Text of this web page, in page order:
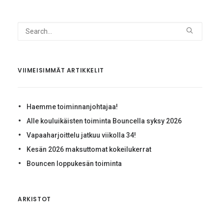
VIIMEISIMMÄT ARTIKKELIT
Haemme toiminnanjohtajaa!
Alle kouluikäisten toiminta Bouncella syksy 2026
Vapaaharjoittelu jatkuu viikolla 34!
Kesän 2026 maksuttomat kokeilukerrat
Bouncen loppukesän toiminta
ARKISTOT